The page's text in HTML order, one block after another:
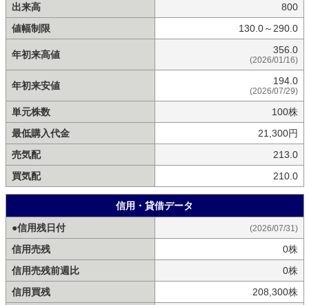
出来高
800
値幅制限
130.0～290.0
年初来高値 356.0
(2026/01/16)
年初来安値 194.0
(2026/07/29)
単元株数
100株
最低購入代金
21,300円
売気配
213.0
買気配
210.0
信用・貸借データ
●信用残日付
(2026/07/31)
信用売残
0株
信用売残前週比
0株
信用買残
208,300株